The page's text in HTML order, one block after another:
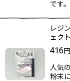
です。
レジ
ェクト
416円
人気
粉末